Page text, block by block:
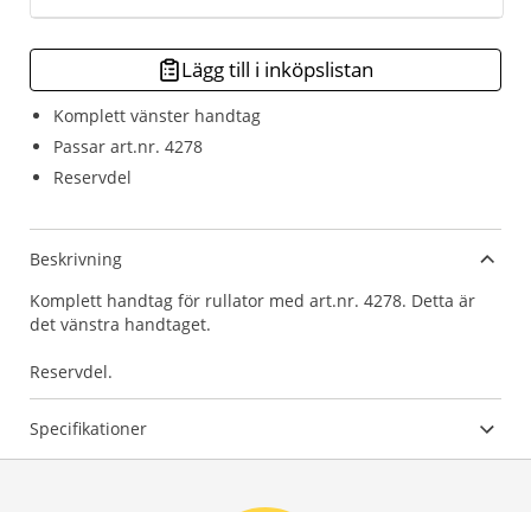
Komplett vänster handtag
Passar art.nr. 4278
Reservdel
Lägg till i inköpslistan
Beskrivning
Komplett handtag för rullator med art.nr. 4278. Detta är
det vänstra handtaget.
Reservdel.
Specifikationer